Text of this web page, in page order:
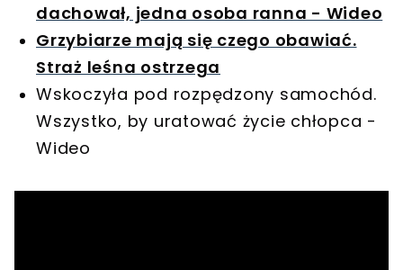
dachował, jedna osoba ranna - Wideo
Grzybiarze mają się czego obawiać.
Straż leśna ostrzega
Wskoczyła pod rozpędzony samochód.
Wszystko, by uratować życie chłopca -
Wideo